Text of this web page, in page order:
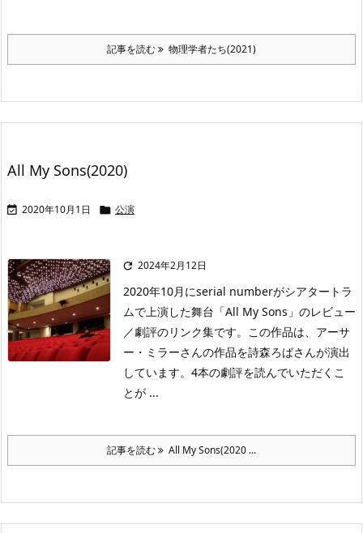
記事を読む 物理学者たち(2021)
All My Sons(2020)
 2020年10月1日  公演
 2024年2月12日
2020年10月にserial numberがシアタートラ
ムで上演した舞台「All My Sons」のレビュー
／劇評のリンク集です。この作品は、アーサ
ー・ミラーさんの作品を詩森ろばさんが演出
しています。4本の劇評を読んでいただくこ
とが ...
記事を読む All My Sons(2020 ...